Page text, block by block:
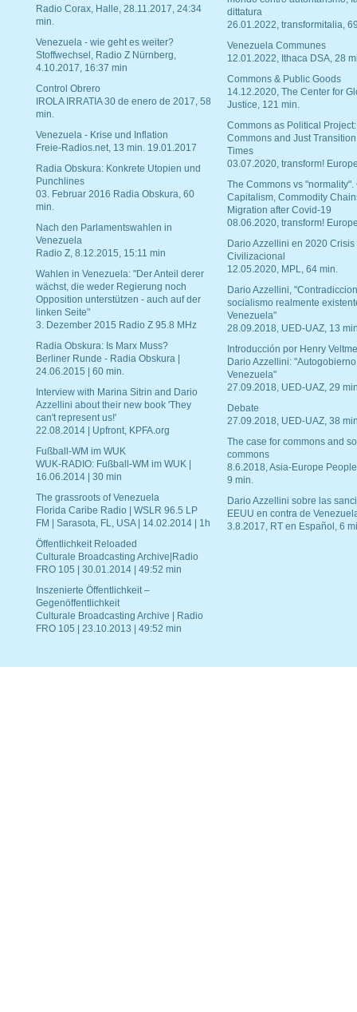
Radio Corax, Halle, 28.11.2017, 24:34
min.
Venezuela - wie geht es weiter?
Stoffwechsel, Radio Z Nürnberg,
4.10.2017, 16:37 min
Control Obrero
IROLA IRRATIA 30 de enero de 2017, 58
min.
Venezuela - Krise und Inflation
Freie-Radios.net, 13 min. 19.01.2017
Radia Obskura: Konkrete Utopien und
Punchlines
03. Februar 2016 Radia Obskura, 60
min.
Nach den Parlamentswahlen in
Venezuela
Radio Z, 8.12.2015, 15:11 min
Wahlen in Venezuela: "Der Anteil derer
wächst, die weder Regierung noch
Opposition unterstützen - auch auf der
linken Seite"
3. Dezember 2015 Radio Z 95.8 MHz
Radia Obskura: Is Marx Muss?
Berliner Runde - Radia Obskura |
24.06.2015 | 60 min.
Interview with Marina Sitrin and Dario
Azzellini about their new book 'They
can't represent us!'
22.08.2014 | Upfront, KPFA.org
Fußball-WM im WUK
WUK-RADIO: Fußball-WM im WUK |
16.06.2014 | 30 min
The grassroots of Venezuela
Florida Caribe Radio | WSLR 96.5 LP
FM | Sarasota, FL, USA | 14.02.2014 | 1h
Öffentlichkeit Reloaded
Culturale Broadcasting Archive|Radio
FRO 105 | 30.01.2014 | 49:52 min
Inszenierte Öffentlichkeit –
Gegenöffentlichkeit
Culturale Broadcasting Archive | Radio
FRO 105 | 23.10.2013 | 49:52 min
dittatura
26.01.2022, transformitalia,
Venezuela Communes
12.01.2022, Ithaca DSA, 28
Commons & Public Goods
14.12.2020, The Center for
Justice, 121 min.
Commons as Political Project:
Commons and Just
Times
03.07.2020, transform!
The Commons vs "normality".
Capitalism, Commodity
Migration after Covid-19
08.06.2020, transform!
Dario Azzellini en 2020 Crisis
Civilizacional
12.05.2020, MPL, 64 min.
Dario Azzellini,
socialismo realmente
Venezuela"
28.09.2018, UED-UAZ, 13
Introducción por Henry
Dario Azzellini:
Venezuela"
27.09.2018, UED-UAZ, 29
Debate
27.09.2018, UED-UAZ, 38
The case for commons and
commons
8.6.2018, Asia-Europe
9 min.
Dario Azzellini sobre las
EEUU en contra de
3.8.2017, RT en Español, 6